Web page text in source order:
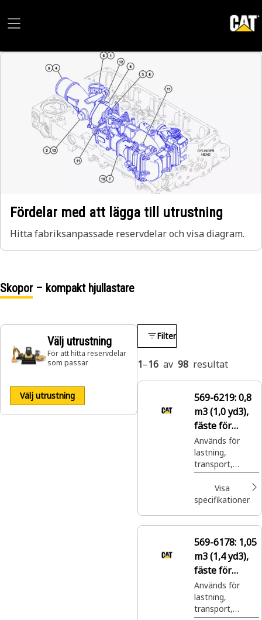
Fördelar med att lägga till utrustning
Hitta fabriksanpassade reservdelar och visa diagram.
Skopor – kompakt hjullastare
Välj utrustning
För att hitta reservdelar
som passar
Välj utrustning
Filter
1–16 av 98 resultat
569-6219:0,8
m3 (1,0 yd3),
fäste för
slirstyrda
lastare,
bultmonterat
skärstål
Används för
lastning,
transport,
nivellering,
hyvling och
tömning av en
material i
tillämpningar.
Visa
specifikationer
569-6178: 1,05
m3 (1,4 yd3),
fäste för
slirstyrda
lastare,
bultmonterat
Används för
lastning,
transport,